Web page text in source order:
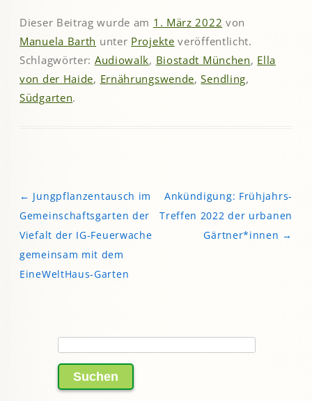
Dieser Beitrag wurde am 1. März 2022 von
Manuela Barth unter Projekte veröffentlicht.
Schlagwörter: Audiowalk, Biostadt München, Ella
von der Haide, Ernährungswende,Sendling,
Südgarten.
Beitragsnavigation
← Jungpflanzentausch im
Gemeinschaftsgarten der
Viefalt der IG-Feuerwache
gemeinsam mit dem
EineWeltHaus-Garten
Ankündigung: Frühjahrs-
Treffen 2022 der urbanen
Gärtner*innen →
nach: